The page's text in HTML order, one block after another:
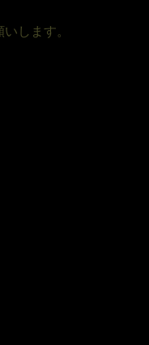
します。